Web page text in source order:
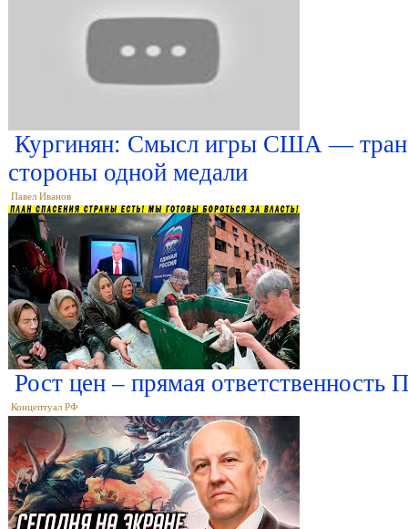
Кургинян: Смысл игры США —
стороны одной медали
Павел Иванов
Рост цен – прямая
Концептуал РФ